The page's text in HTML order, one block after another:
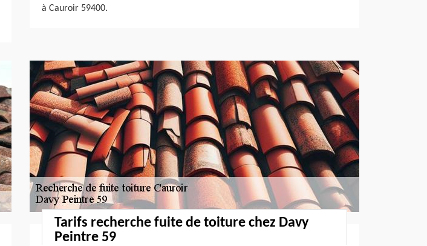
à Cauroir 59400.
Tarifs recherche fuite de toiture chez Davy
Peintre 59